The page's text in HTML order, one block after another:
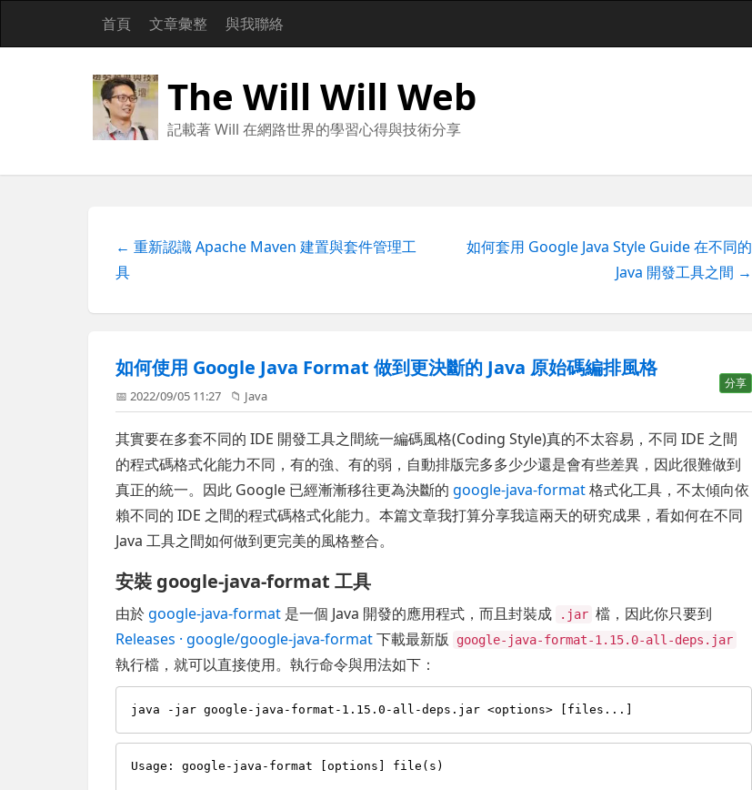
首頁 文章彙整 與我聯絡
The Will Will Web
記載著 Will 在網路世界的學習心得與技術分享
← 重新認識 Apache Maven 建置與套件管理工
具
如何套用 Google Java Style Guide 在不同的
Java 開發工具之間 →
如何使用 Google Java Format 做到更決斷的 Java 原始碼編排風格
分享
📅 2022/09/05 11:27 📁 Java
其實要在多套不同的 IDE 開發工具之間統一編碼風格(Coding Style)真的不太容易，不同 IDE 之間
的程式碼格式化能力不同，有的強、有的弱，自動排版完多多少少還是會有些差異，因此很難做到
真正的統一。因此 Google 已經漸漸移往更為決斷的google-java-format格式化工具，不太傾向依
賴不同的 IDE 之間的程式碼格式化能力。本篇文章我打算分享我這兩天的研究成果，看如何在不同
Java 工具之間如何做到更完美的風格整合。
安裝 google-java-format 工具
由於google-java-format 是一個 Java 開發的應用程式，而且封裝成 .jar 檔，因此你只要到
Releases · google/google-java-format下載最新版 google-java-format-1.15.0-all-deps.jar
執行檔，就可以直接使用。執行命令與用法如下：
Usage: google-java-format [options] file(s)